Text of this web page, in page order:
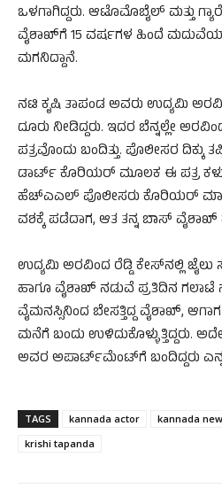
ಒಳಗಾಗಿದ್ದರು. ಆಟೊಮೊಬೈಲ್ ಮತ್ತು
ವೈಶಾಖ್‌ಗೆ 15 ವರ್ಷಗಳ ಹಿಂದೆ
ಮಗನಿದ್ದಾನೆ.
ನಟಿ ಕೃಷಿ ತಾಪಂಡ ಅವರು ಉದ್ಯಮಿ
ದೂರು ನೀಡಿದ್ದರು. ಇದರ ಬೆನ್ನಲ್ಲೇ
ಪತ್ರವೊಂದು ಬಂದಿತ್ತು. ಪೊಲೀಸರ ದಿಕ್ಕು
ಡಾರ್ಟ್ ಕೊರಿಯರ್ ಮೂಲಕ ಈ ಪತ್ರ
ಹೆಚ್‌ಎಎಲ್ ಪೊಲೀಸರು ಕೊರಿಯರ್
ವಶಕ್ಕೆ ಪಡೆದಾಗ, ಆತ ತನ್ನ ಬಾಸ್ ವೈಶಾಖ್
ಉದ್ಯಮಿ ಅರವಿಂದ ರೆಡ್ಡಿ ಕೇಸ್‌ನಲ್ಲಿ ಜೈಲು
ಹಾಗೂ ವೈಶಾಖ್‌ ನಡುವೆ ಪ್ರತಿದಿನ ಗಲಾಟೆ
ವೈಮನಸ್ಸಿನಿಂದ ಬೇಸತ್ತಿದ್ದ ವೈಶಾಖ್,
ಮನೆಗೆ ಬಂದು ಉಳಿದುಕೊಳ್ಳುತ್ತಿದ್ದರು.
ಅವರ ಅಪಾರ್ಟ್‌ಮೆಂಟ್‌ಗೆ ಬಂದಿದ್ದರು
TAGS kannada actor kannada new
krishi tapanda